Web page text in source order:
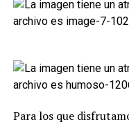
Para los que